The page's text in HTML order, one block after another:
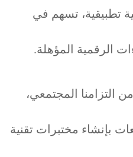
تطبيقية، تسهم في
الرقمية المؤهلة.
التزامنا المجتمعي،
بإنشاء مختبرات تقنية